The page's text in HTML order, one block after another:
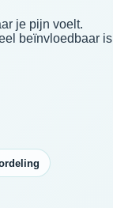
je pijn voelt.
beïnvloedbaar is